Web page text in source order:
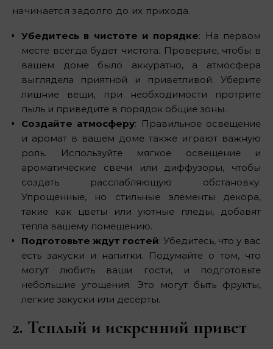
начинается задолго до их прихода.
Убедитесь в чистоте и порядке: На первом
месте всегда будет чистота. Проверьте, чтобы в
вашем доме было аккуратно, а атмосфера
выглядела приятной и приветливой. Уберите
лишние вещи, при необходимости протрите
пыль и приведите в порядок общие зоны.
Создайте атмосферу: Правильное освещение
и аромат в вашем доме также играют важную
роль. Используйте мягкое освещение и
ароматические свечи или диффузоры, чтобы
создать расслабляющую обстановку.
Упрощенные, но стильные элементы декора,
такие как цветы или уютные пледы, добавят
тепла вашему помещению.
Подготовьте ждут гостей: Убедитесь, что у вас
есть закуски и напитки. Подумайте о том, что
могут любить ваши гости, и подготовьте
небольшие угощения. Это могут быть фрукты,
легкие закуски или десерты.
2. Теплый и искренний привет